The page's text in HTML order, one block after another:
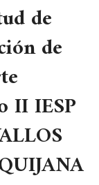
de
de
II IESP